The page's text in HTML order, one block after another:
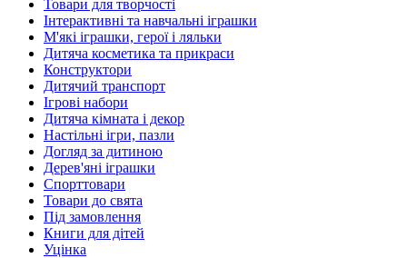
Товари для творчості
Інтерактивні та навчальні іграшки
М'які іграшки, герої і ляльки
Дитяча косметика та прикраси
Конструктори
Дитячий транспорт
Ігрові набори
Дитяча кімната і декор
Настільні ігри, пазли
Догляд за дитиною
Дерев'яні іграшки
Спорттовари
Товари до свята
Під замовлення
Книги для дітей
Уцінка